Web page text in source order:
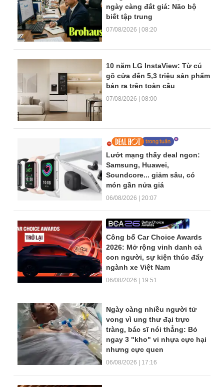
ngày càng đắt giá: Não bộ
biết tập trung
07/08/2026 | 08:20
10 năm LG InstaView: Từ cú
gõ cửa đến 5,3 triệu sản phẩm
bán ra trên toàn cầu
07/08/2026 | 08:00
Lướt mạng thấy deal ngon:
Samsung, Huawei,
Soundcore... giảm sâu, có
món gần nửa giá
06/08/2026 | 20:07
Công bố Car Choice Awards
2026: Mở rộng vinh danh cả
con người, sự kiện thúc đẩy
ngành xe Việt Nam
06/08/2026 | 19:51
Ngày càng nhiều người tử
vong vì ung thư đại trực
tràng, bác sĩ nói thẳng: Bỏ
ngay 3 "kho" vi nhựa cực hại
nhưng cực quen
06/08/2026 | 17:16